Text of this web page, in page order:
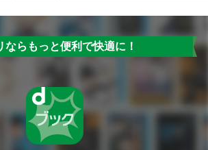
ならもっと便利で快適に！